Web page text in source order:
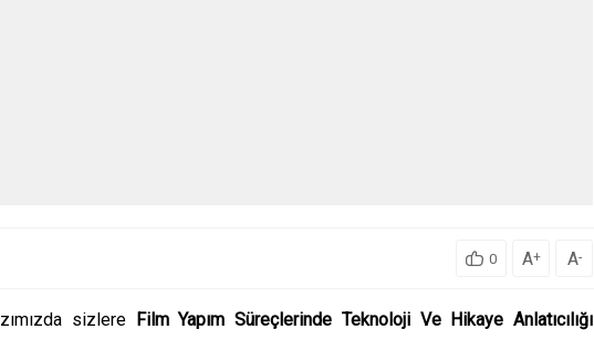
0 A+ A-
sizlereFilm Yapım Süreçlerinde Teknoloji Ve Hikaye Anlatıcılığı